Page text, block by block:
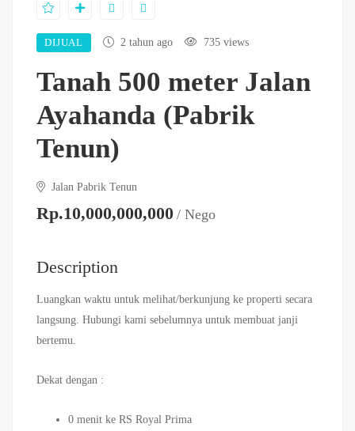
DIJUAL 2 tahun ago 735 views
Tanah 500 meter Jalan
Ayahanda (Pabrik
Tenun)
Jalan Pabrik Tenun
Rp.10,000,000,000 / Nego
Description
Luangkan waktu untuk melihat/berkunjung ke properti secara
langsung. Hubungi kami sebelumnya untuk membuat janji
bertemu.
Dekat dengan :
0 menit ke RS Royal Prima